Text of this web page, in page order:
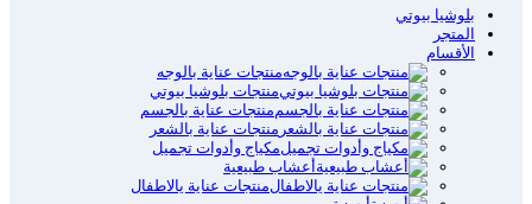
بلوشيا بيوتي
المتجر
الأقسام
منتجات عناية بالوجه
منتجات بلوشيا بيوتي
منتجات عناية بالجسم
منتجات عناية بالشعر
مكياج وأدوات تجميل
أعشاب طبيعية
منتجات عناية يالاطفال